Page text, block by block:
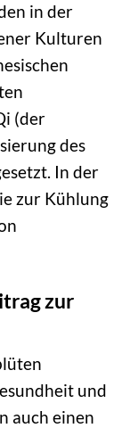
in der
Kulturen
(der
des
In der
zur Kühlung
zur
und
auch einen